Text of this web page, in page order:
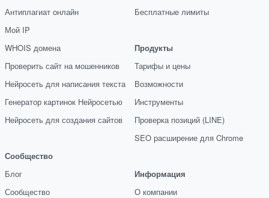
Антиплагиат онлайн
Мой IP
WHOIS домена
Проверить сайт на мошенников
Нейросеть для написания текста
Генератор картинок Нейросетью
Нейросеть для создания сайтов
Сообщество
Блог
Сообщество
Бесплатные лимиты
Продукты
Тарифы и цены
Возможности
Инструменты
Проверка позиций (LINE)
SEO расширение для Chrome
Информация
О компании